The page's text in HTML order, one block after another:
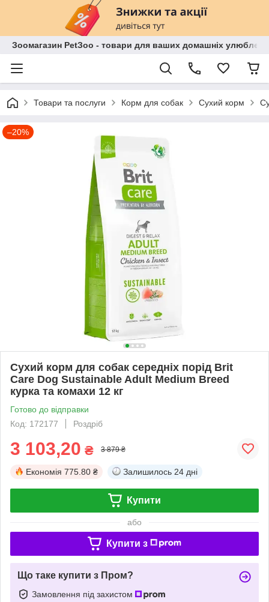
Зоомагазин PetЗoo - товари для ваших домашніх
Товари та послуги Корм для собак Сухий корм
–20%
Сухий корм для собак середніх порід Brit
Care Dog Sustainable Adult Medium Breed
курка та комахи 12 кг
Готово до відправки
Код: 172177
Роздріб
3 103,20 ₴ 3 879 ₴
Економія 775.80 ₴ Залишилось 24 дні
Купити
або
Купити з
Що таке купити з Пром?
Замовлення під захистом